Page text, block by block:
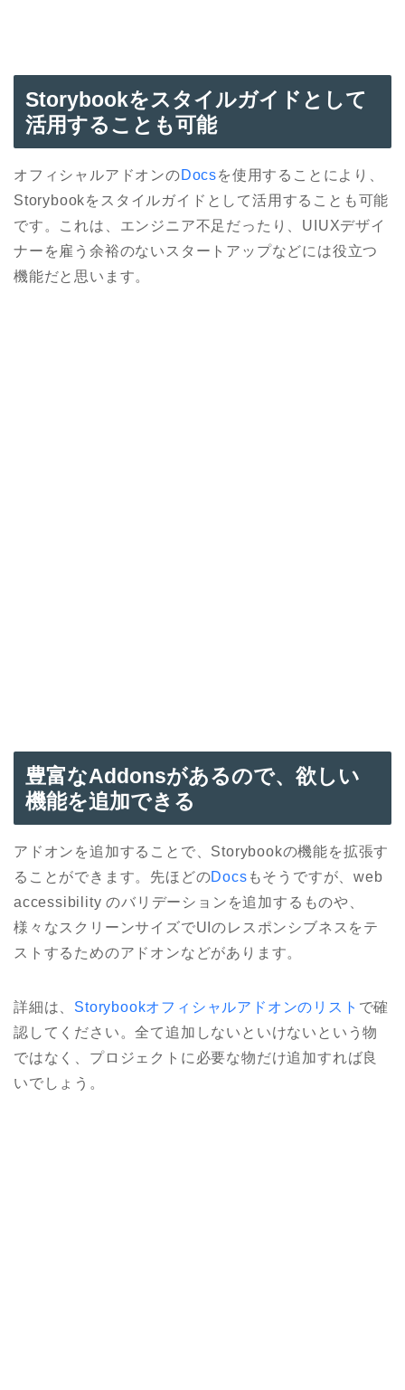
Storybookをスタイルガイドとして
活用することも可能
オフィシャルアドオンのDocsを使用することにより、
Storybookをスタイルガイドとして活用することも可能
です。これは、エンジニア不足だったり、UIUXデザイ
ナーを雇う余裕のないスタートアップなどには役立つ
機能だと思います。
豊富なAddonsがあるので、欲しい
機能を追加できる
アドオンを追加することで、Storybookの機能を拡張す
ることができます。先ほどのDocs もそうですが、web
accessibility のバリデーションを追加するものや、
様々なスクリーンサイズでUIのレスポンシブネスをテ
ストするためのアドオンなどがあります。
詳細は、 Storybookオフィシャルアドオンのリスト で確
認してください。全て追加しないといけないという物
ではなく、プロジェクトに必要な物だけ追加すれば良
いでしょう。